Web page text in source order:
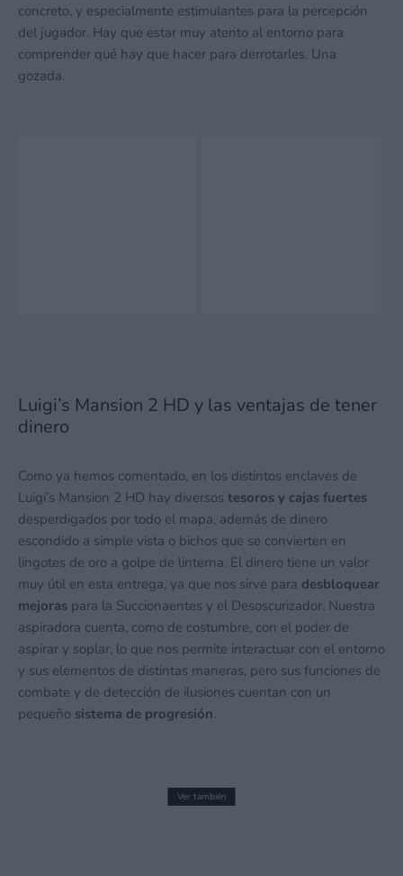
concreto, y especialmente estimulantes para la percepción
del jugador. Hay que estar muy atento al entorno para
comprender qué hay que hacer para derrotarles. Una
gozada.
Luigi’s Mansion 2 HD y las ventajas de tener
dinero
Como ya hemos comentado, en los distintos enclaves de
Luigi’s Mansion 2 HD hay diversos tesoros y cajas fuertes
desperdigados por todo el mapa, además de dinero
escondido a simple vista o bichos que se convierten en
lingotes de oro a golpe de linterna. El dinero tiene un valor
muy útil en esta entrega, ya que nos sirve para desbloquear
mejoras para la Succionaentes y el Desoscurizador. Nuestra
aspiradora cuenta, como de costumbre, con el poder de
aspirar y soplar, lo que nos permite interactuar con el entorno
y sus elementos de distintas maneras, pero sus funciones de
combate y de detección de ilusiones cuentan con un
pequeño sistema de progresión.
Ver también